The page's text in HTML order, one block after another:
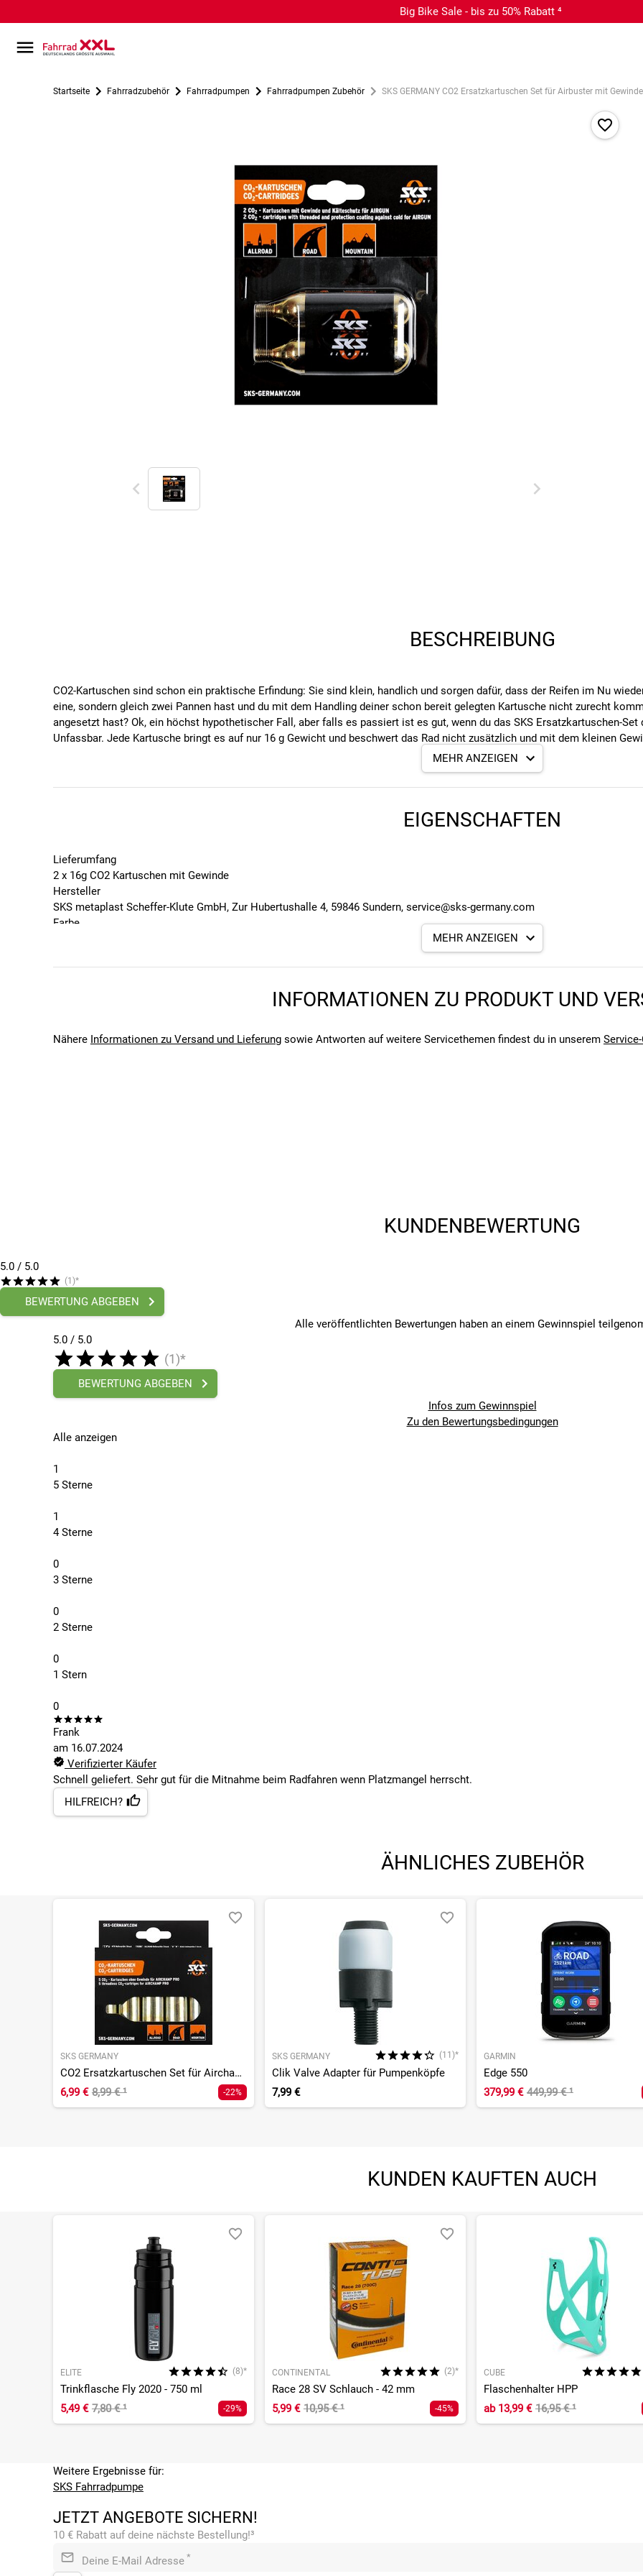
Big Bike Sale - bis zu 50% Rabatt ⁴
Startseite Fahrradzubehör Fahrradpumpen Fahrradpumpen Zubehör SKS GERMANY CO2 Ersatzkartuschen Set für Airbuster mit
BESCHREIBUNG
CO2-Kartuschen sind schon ein praktische Erfindung: Sie sind klein, handlich und sorgen dafür, dass der Reifen im Nu
eine, sondern gleich zwei Pannen hast und du mit dem Handling deiner schon bereit gelegten Kartusche nicht zurecht
angesetzt hast? Ok, ein höchst hypothetischer Fall, aber falls es passiert ist es gut, wenn du das SKS Ersatzkartuschen-
Unfassbar. Jede Kartusche bringt es auf nur 16 g Gewicht und beschwert das Rad nicht zusätzlich und mit dem kleinen
Zwei Kartuschen im Set. RIchtig. Nicht eine, sondern zwei!
MEHR ANZEIGEN
EIGENSCHAFTEN
Lieferumfang
2 x 16g CO2 Kartuschen mit Gewinde
Hersteller
SKS metaplast Scheffer-Klute GmbH, Zur Hubertushalle 4, 59846 Sundern, service@sks-germany.com
Farbe
Unisex
2026
Bitte beachte, dass es zu Abweichungen zwischen den angegebenen- und den verbauten Komponenten bei Fahrrädern
MEHR ANZEIGEN
INFORMATIONEN ZU PRODUKT UND
Nähere Informationen zu Versand und Lieferungsowie Antworten auf weitere Servicethemen findest du in unserem
KUNDENBEWERTUNG
5.0 / 5.0
(1)*
BEWERTUNG ABGEBEN
Alle veröffentlichten Bewertungen haben an einem Gewinnspiel
5.0 / 5.0
(1)*
BEWERTUNG ABGEBEN
Infos zum Gewinnspiel
Zu den Bewertungsbedingungen
Alle anzeigen
1
5 Sterne
1
4 Sterne
0
3 Sterne
0
2 Sterne
0
1 Stern
0
Frank
am 16.07.2024
Verifizierter Käufer
Schnell geliefert. Sehr gut für die Mitnahme beim Radfahren wenn Platzmangel herrscht.
HILFREICH?
ÄHNLICHES ZUBEHÖR
SKS GERMANY
CO2 Ersatzkartuschen Set für Airchamp ohne Gewinde - 16g
6,99 € 8,99 €¹ -22%
SKS GERMANY (11)*
Clik Valve Adapter für Pumpenköpfe
7,99 €
GARMIN
Edge 550
379,99 € 449,99 €¹
KUNDEN KAUFTEN AUCH
ELITE (8)*
Trinkflasche Fly 2020 - 750 ml
5,49 € 7,80 €¹ -29%
CONTINENTAL (2)*
Race 28 SV Schlauch - 42 mm
5,99 € 10,95 €¹ -45%
CUBE
Flaschenhalter HPP
ab13,99 € 16,95 €¹
Weitere Ergebnisse für:
SKS Fahrradpumpe
JETZT ANGEBOTE SICHERN!
10 € Rabatt auf deine nächste Bestellung!³
Deine E-Mail Adresse *